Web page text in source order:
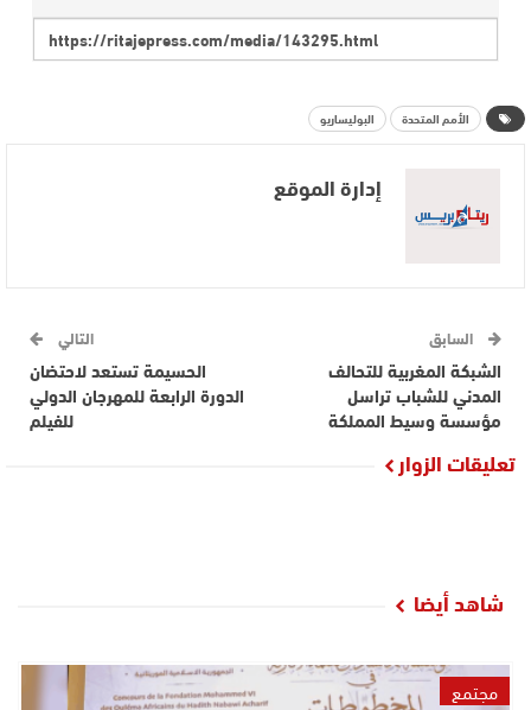
الأمم المتحدة البوليساريو
إدارة الموقع
السابق
الشبكة المغربية للتحالف
المدني للشباب تراسل
مؤسسة وسيط المملكة
التالي
الحسيمة تستعد لاحتضان
الدورة الرابعة للمهرجان الدولي
للفيلم
تعليقات الزوار
شاهد أيضا
مجتمع